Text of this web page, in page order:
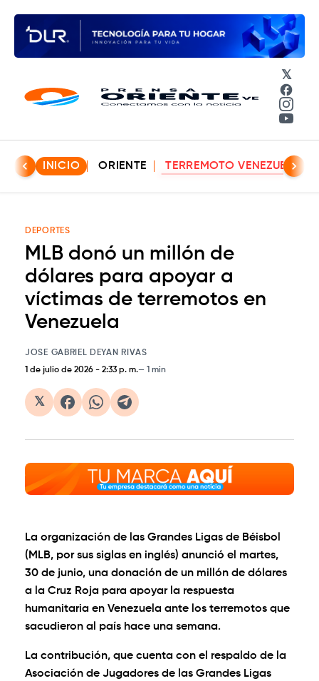
𝕏
INICIO ORIENTE TERREMOTO VENEZUELA
DEPORTES
MLB donó un millón de
dólares para apoyar a
víctimas de terremotos en
Venezuela
JOSE GABRIEL DEYAN RIVAS
1 de julio de 2026 - 2:33 p. m. 1 min
𝕏
La organización de las Grandes Ligas de Béisbol
(MLB, por sus siglas en inglés) anunció el martes,
30 de junio, una donación de un millón de dólares
a la Cruz Roja para apoyar la respuesta
humanitaria en Venezuela ante los terremotos que
sacudieron al país hace una semana.
La contribución, que cuenta con el respaldo de la
Asociación de Jugadores de las Grandes Ligas